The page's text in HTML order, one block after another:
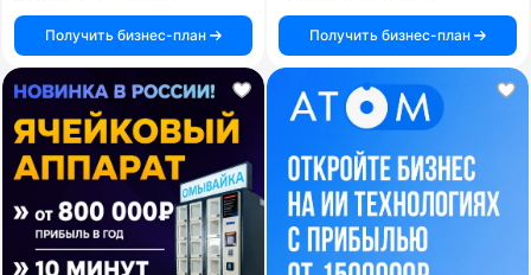
Получить бизнес-план Получить бизнес-план